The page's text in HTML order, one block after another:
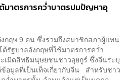
มาตรการคว่ำบาตรปมปัญหาอุ
กฤษ 9 คน ซึ่งรวมถึงสมาชิกสภาผู้แทน
รัฐบาลอังกฤษที่ใช้มาตรการคว่ำ
มิดสิทธิมนุษยชนชาวอุยกูร์ ซึ่งจีนระบุ
อมูลที่เป็นเท็จเกี่ยวกับจีน สำหรับชาว